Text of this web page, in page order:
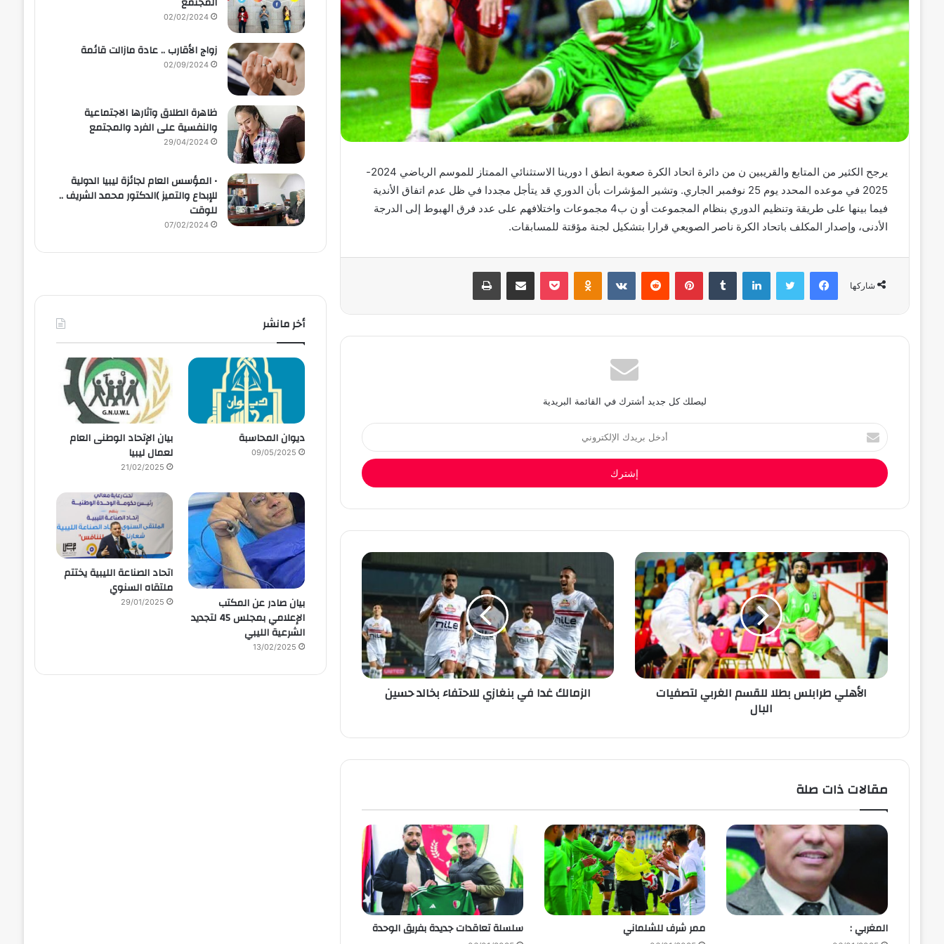
يرجح الكثير من المتابع والقريبين ن من دائرة اتحاد الكرة صعوبة انطق ا دورينا الاستثنائي الممتاز للموسم الرياضي 2024-
2025 في موعده المحدد يوم 25 نوفمبر الجاري. وتشير المؤشرات بأن الدوري قد يتأجل مجددا في ظل عدم اتفاق الأندية
فيما بينها على طريقة وتنظيم الدوري بنظام المجموعت أو ن ب4 مجموعات واختلافهم على عدد فرق الهبوط إلى الدرجة
الأدنى، وإصدار المكلف باتحاد الكرة ناصر الصويعي قرارا بتشكيل لجنة مؤقتة للمسابقات.
شاركها
فيسبوك تويتر لينكدإن ‏Tumblr بينتيريست
‏Reddit
‏VKontakte
Odnoklassniki
بوكيت مشاركة عبر البريد طباعة
ليصلك كل جديد أشترك في القائمة البريدية
أدخل
بريدك
الإلكتروني
الأهلي طرابلس بطلا للقسم الغربي لتصفيات
البال
الزمالك غدا في بنغازي للاحتفاء بخالد حسين
مقالات ذات صلة
المغربي : ممر شرف للشلماني سلسلة تعاقدات جديدة بفريق الوحدة
02/02/2024
زواج الأقارب .. عادة مازالت قائمة
02/09/2024
ظاهرة الطلاق وآثارها الاجتماعية
والنفسية على الفرد والمجتمع
29/04/2024
• المؤسس العام لجائزة ليبيا الدولية
للإبداع والتميز )الدكتور محمد الشريف ..
للوقت
07/02/2024
أخر مانشر
ديوان المحاسبة
09/05/2025
بيان الإتحاد الوطنى العام
لعمال ليبيا
21/02/2025
بيان صادر عن المكتب
الإعلامي بمجلس 45 لتجديد
الشرعية الليبي
13/02/2025
اتحاد الصناعة الليبية يختتم
ملتقاه السنوي
29/01/2025